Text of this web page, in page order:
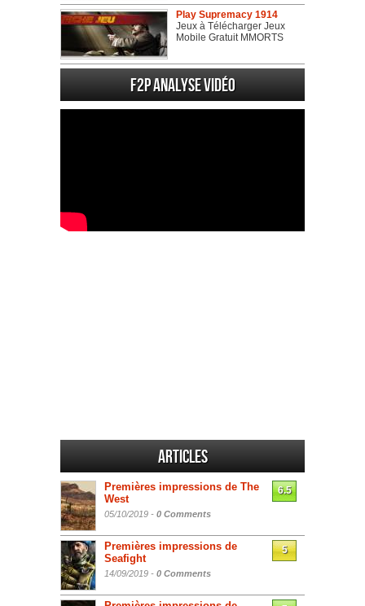
Play Supremacy 1914
Jeux à Télécharger Jeux
Mobile Gratuit MMORTS
F2P Analyse vidéo
Articles
Premières impressions de The
West
05/10/2019 - 0 Comments
6.5
Premières impressions de
Seafight
14/09/2019 - 0 Comments
5